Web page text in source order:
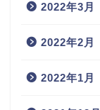
2022年3月
2022年2月
2022年1月